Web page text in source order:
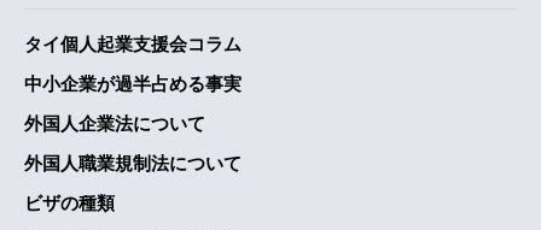
タイ個人起業支援会コラム
中小企業が過半占める事実
外国人企業法について
外国人職業規制法について
ビザの種類